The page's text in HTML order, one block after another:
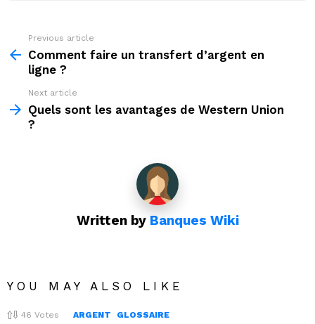
more
Previous article
Comment faire un transfert d’argent en
ligne ?
Next article
Quels sont les avantages de Western Union
?
Written by Banques Wiki
YOU MAY ALSO LIKE
46 Votes ARGENT GLOSSAIRE